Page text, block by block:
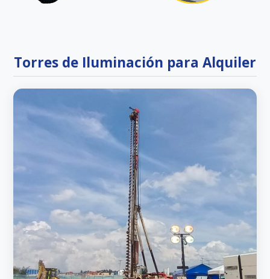
Torres de Iluminación para Alquiler